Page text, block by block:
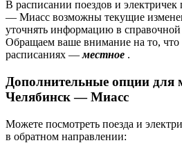
В расписании поездов и
— Миасс возможны текущие
уточнять информацию в справочной
Обращаем ваше внимание на то, что
расписаниях —местное .
Дополнительные опции для
Челябинск — Миасс
Можете посмотреть поезда и
в обратном направлении: